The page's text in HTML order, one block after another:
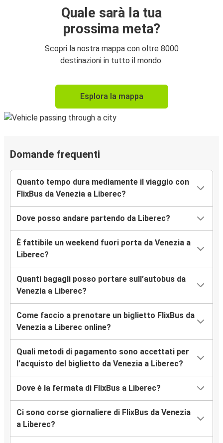
Quale sarà la tua
prossima meta?
Scopri la nostra mappa con oltre 8000
destinazioni in tutto il mondo.
Esplora la mappa
Domande frequenti
Quanto tempo dura mediamente il viaggio con
FlixBus da Venezia a Liberec?
Dove posso andare partendo da Liberec?
È fattibile un weekend fuori porta da Venezia a
Liberec?
Quanti bagagli posso portare sull’autobus da
Venezia a Liberec?
Come faccio a prenotare un biglietto FlixBus da
Venezia a Liberec online?
Quali metodi di pagamento sono accettati per
l’acquisto del biglietto da Venezia a Liberec?
Dove è la fermata di FlixBus a Liberec?
Ci sono corse giornaliere di FlixBus da Venezia
a Liberec?